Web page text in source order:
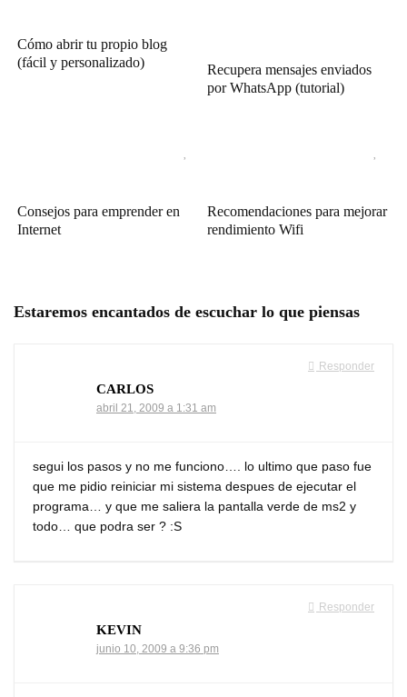
Cómo abrir tu propio blog
(fácil y personalizado)
Recupera mensajes enviados
por WhatsApp (tutorial)
Consejos para emprender en
Internet
Recomendaciones para mejorar
rendimiento Wifi
Estaremos encantados de escuchar lo que piensas
Responder
CARLOS
abril 21, 2009 a 1:31 am
segui los pasos y no me funciono…. lo ultimo que paso fue
que me pidio reiniciar mi sistema despues de ejecutar el
programa… y que me saliera la pantalla verde de ms2 y
todo… que podra ser ? :S
Responder
KEVIN
junio 10, 2009 a 9:36 pm